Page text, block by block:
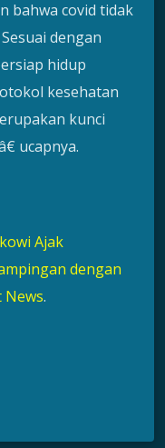
bahwa covid tidak
dengan
hidup
kesehatan
kunci
ucapnya.
Ajak
dengan
News.